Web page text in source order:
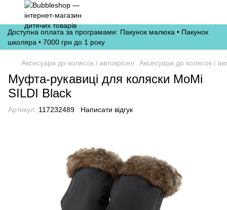
Доступна оплата за програмами: Пакунок малюка • Пакунок
школяра • 7000 грн до 1 року
Аксесуари до колясок і автокрісел Аксесуари до колясок і
Муфта-рукавиці для коляски MoMi
SILDI Black
Артикул: 117232489 Написати відгук